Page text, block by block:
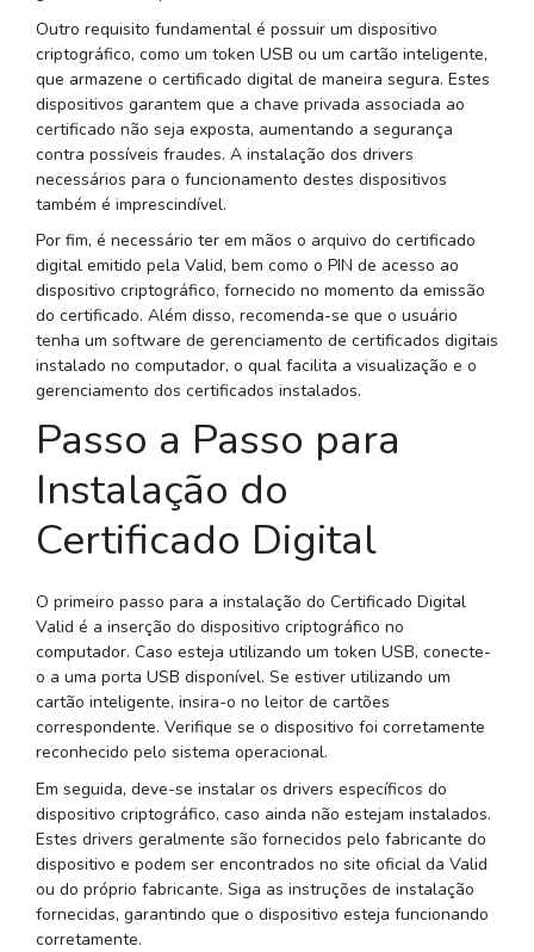
Outro requisito fundamental é possuir um dispositivo
criptográfico, como um token USB ou um cartão inteligente,
que armazene o certificado digital de maneira segura. Estes
dispositivos garantem que a chave privada associada ao
certificado não seja exposta, aumentando a segurança
contra possíveis fraudes. A instalação dos drivers
necessários para o funcionamento destes dispositivos
também é imprescindível.
Por fim, é necessário ter em mãos o arquivo do certificado
digital emitido pela Valid, bem como o PIN de acesso ao
dispositivo criptográfico, fornecido no momento da emissão
do certificado. Além disso, recomenda-se que o usuário
tenha um software de gerenciamento de certificados digitais
instalado no computador, o qual facilita a visualização e o
gerenciamento dos certificados instalados.
Passo a Passo para
Instalação do
Certificado Digital
O primeiro passo para a instalação do Certificado Digital
Valid é a inserção do dispositivo criptográfico no
computador. Caso esteja utilizando um token USB, conecte-
o a uma porta USB disponível. Se estiver utilizando um
cartão inteligente, insira-o no leitor de cartões
correspondente. Verifique se o dispositivo foi corretamente
reconhecido pelo sistema operacional.
Em seguida, deve-se instalar os drivers específicos do
dispositivo criptográfico, caso ainda não estejam instalados.
Estes drivers geralmente são fornecidos pelo fabricante do
dispositivo e podem ser encontrados no site oficial da Valid
ou do próprio fabricante. Siga as instruções de instalação
fornecidas, garantindo que o dispositivo esteja funcionando
corretamente.